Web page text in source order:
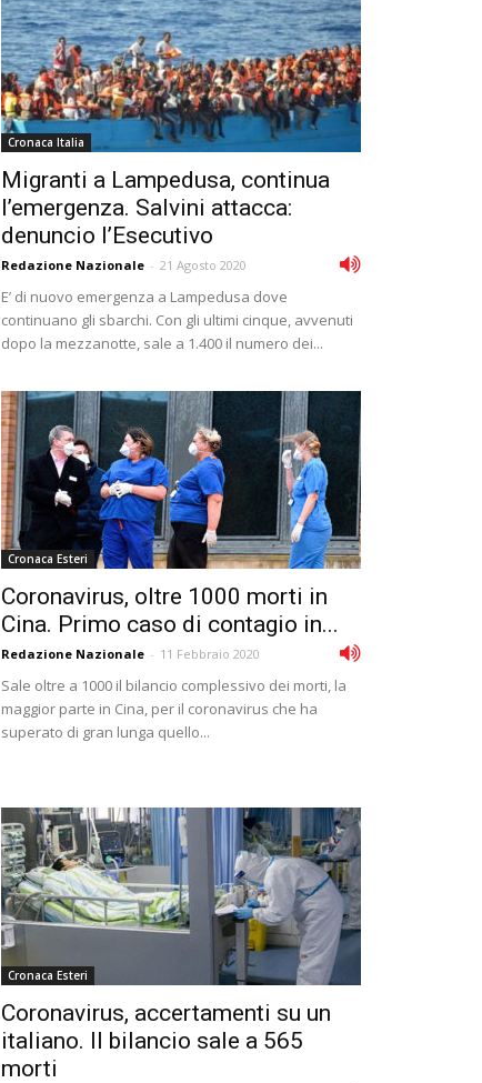
Cronaca Italia
Migranti a Lampedusa, continua
l’emergenza. Salvini attacca:
denuncio l’Esecutivo
Redazione Nazionale - 21 Agosto 2020
E’ di nuovo emergenza a Lampedusa dove
continuano gli sbarchi. Con gli ultimi cinque, avvenuti
dopo la mezzanotte, sale a 1.400 il numero dei...
Cronaca Esteri
Coronavirus, oltre 1000 morti in
Cina. Primo caso di contagio in...
Redazione Nazionale - 11 Febbraio 2020
Sale oltre a 1000 il bilancio complessivo dei morti, la
maggior parte in Cina, per il coronavirus che ha
superato di gran lunga quello...
Cronaca Esteri
Coronavirus, accertamenti su un
italiano. Il bilancio sale a 565
morti